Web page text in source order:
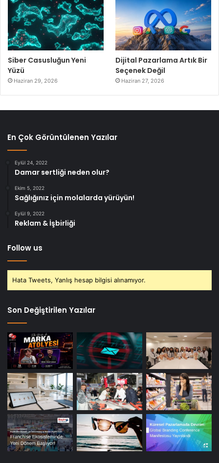
Siber Casusluğun Yeni
Yüzü
Haziran 29, 2026
Dijital Pazarlama Artık Bir
Seçenek Değil
Haziran 27, 2026
En Çok Görüntülenen Yazılar
Eylül 24, 2022
Damar sertliği neden olur?
Ekim 5, 2022
Sağlığınız için molalarda yürüyün!
Eylül 9, 2022
Reklam & İşbirliği
Follow us
Hata Tweets, Yanlış hesap bilgisi alınamıyor.
Son Değiştirilen Yazılar